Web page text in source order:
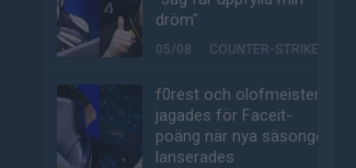
dröm"
05/08 COUNTER-STRIKE
f0rest och olofmeister
jagades för Faceit-
poäng när nya säsongen
lanserades